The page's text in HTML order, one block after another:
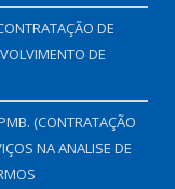
DE
DE
(CONTRATAÇÃO
NA ANALISE DE